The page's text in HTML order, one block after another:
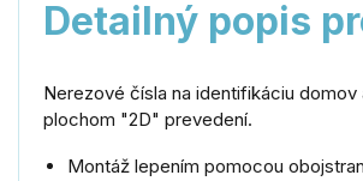
Detailný popis
Nerezové čísla na identifikáciu
plochom "2D" prevedení.
Montáž lepením pomocou